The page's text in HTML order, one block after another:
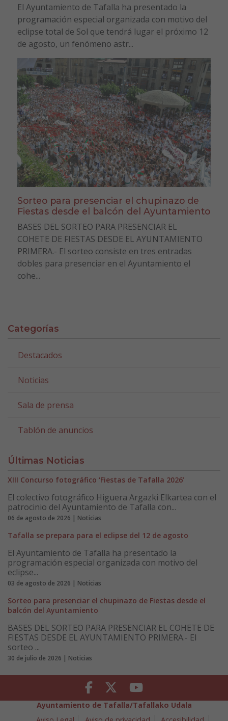
El Ayuntamiento de Tafalla ha presentado la
programación especial organizada con motivo del
eclipse total de Sol que tendrá lugar el próximo 12
de agosto, un fenómeno astr...
Sorteo para presenciar el chupinazo de
Fiestas desde el balcón del Ayuntamiento
BASES DEL SORTEO PARA PRESENCIAR EL
COHETE DE FIESTAS DESDE EL AYUNTAMIENTO
PRIMERA.- El sorteo consiste en tres entradas
dobles para presenciar en el Ayuntamiento el
cohe...
Categorías
Destacados
Noticias
Sala de prensa
Tablón de anuncios
Últimas Noticias
XIII Concurso fotográfico ‘Fiestas de Tafalla 2026’
El colectivo fotográfico Higuera Argazki Elkartea con el
patrocinio del Ayuntamiento de Tafalla con...
06 de agosto de 2026 | Noticias
Tafalla se prepara para el eclipse del 12 de agosto
El Ayuntamiento de Tafalla ha presentado la
programación especial organizada con motivo del
eclipse...
03 de agosto de 2026 | Noticias
Sorteo para presenciar el chupinazo de Fiestas desde el
balcón del Ayuntamiento
BASES DEL SORTEO PARA PRESENCIAR EL COHETE DE
FIESTAS DESDE EL AYUNTAMIENTO PRIMERA.- El
sorteo ...
30 de julio de 2026 | Noticias
Facebook Twitter Youtube
Ayuntamiento de Tafalla/Tafallako Udala